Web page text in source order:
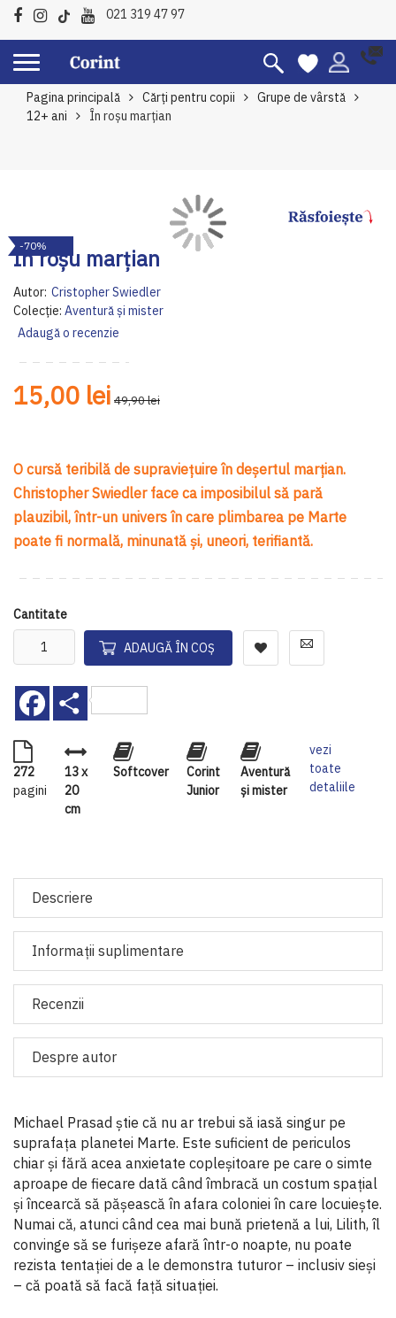
021 319 47 97
Pagina principală Cărți pentru copii
Grupe de vârstă
12+ ani
În roșu marțian
În roșu marțian
Autor: Cristopher Swiedler
Colecție: Aventură și mister
Adaugă o recenzie
15,00 lei 49,90 lei
O cursă teribilă de supraviețuire în deșertul marțian.
Christopher Swiedler face ca imposibilul să pară
plauzibil, într-un univers în care plimbarea pe Marte
poate fi normală, minunată și, uneori, terifiantă.
Cantitate
ADAUGĂ ÎN COȘ
Facebook
272
pagini
13 x
20
cm
Softcover
Corint
Junior
Aventură
și mister
vezi
toate
detaliile
to
the
end
of
the
images
gallery
-70%
Descriere
Informaţii suplimentare
Recenzii
Despre autor
Michael Prasad știe că nu ar trebui să iasă singur pe
suprafața planetei Marte. Este suficient de periculos
chiar și fără acea anxietate copleșitoare pe care o simte
aproape de fiecare dată când îmbracă un costum spațial
și încearcă să pășească în afara coloniei în care locuiește.
Numai că, atunci când cea mai bună prietenă a lui, Lilith, îl
convinge să se furișeze afară într-o noapte, nu poate
rezista tentației de a le demonstra tuturor – inclusiv sieși
– că poată să facă față situației.